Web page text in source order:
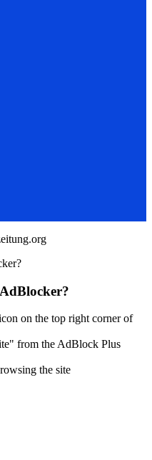
on the top right corner of
from the AdBlock Plus
the site